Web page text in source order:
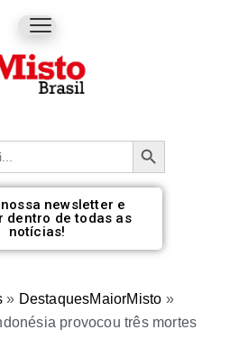
Botão de pesquisa
newsletter e
dentro de todas as
notícias!
» DestaquesMaiorMisto »
provocou três mortes